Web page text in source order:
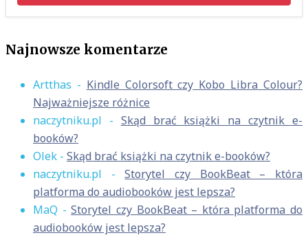
Najnowsze komentarze
Artthas - Kindle Colorsoft czy Kobo Libra Colour?
Najważniejsze różnice
naczytniku.pl - Skąd brać książki na czytnik e-
booków?
Olek - Skąd brać książki na czytnik e-booków?
naczytniku.pl -Storytel czy BookBeat – która
platforma do audiobooków jest lepsza?
MaQ -Storytel czy BookBeat – która platforma do
audiobooków jest lepsza?